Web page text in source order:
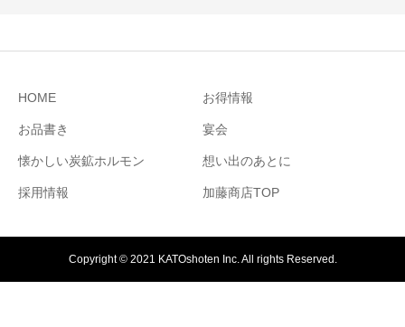
HOME お得情報
お品書き 宴会
懐かしい炭鉱ホルモン 想い出のあとに
採用情報 加藤商店TOP
Copyright © 2021 KATOshoten Inc. All rights Reserved.